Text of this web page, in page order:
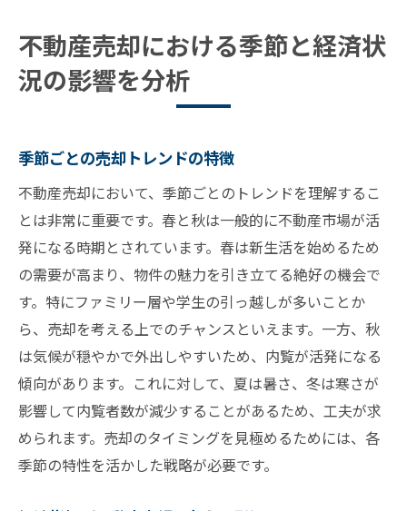
不動産売却における季節と経済状
況の影響を分析
季節ごとの売却トレンドの特徴
不動産売却において、季節ごとのトレンドを理解するこ
とは非常に重要です。春と秋は一般的に不動産市場が活
発になる時期とされています。春は新生活を始めるため
の需要が高まり、物件の魅力を引き立てる絶好の機会で
す。特にファミリー層や学生の引っ越しが多いことか
ら、売却を考える上でのチャンスといえます。一方、秋
は気候が穏やかで外出しやすいため、内覧が活発になる
傾向があります。これに対して、夏は暑さ、冬は寒さが
影響して内覧者数が減少することがあるため、工夫が求
められます。売却のタイミングを見極めるためには、各
季節の特性を活かした戦略が必要です。